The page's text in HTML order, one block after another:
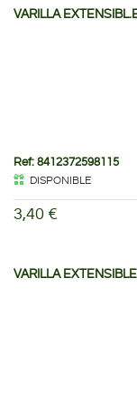
VARILLA
Ref: 8412372598115
DISPONIBLE
3,40 €
VARILLA